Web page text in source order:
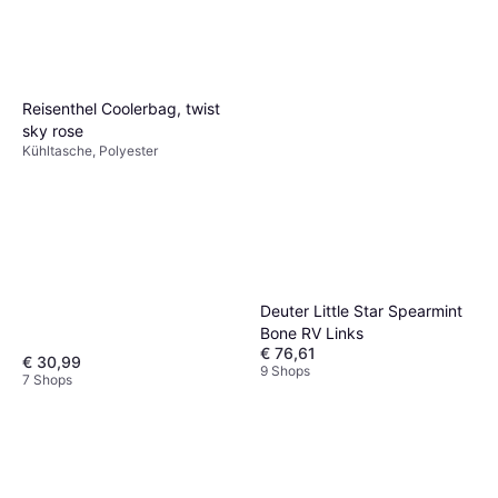
Reisenthel Coolerbag, twist
sky rose
Kühltasche, Polyester
€ 30,99
7 Shops
Deuter Little Star Spearmint
Bone RV Links
€ 76,61
9 Shops